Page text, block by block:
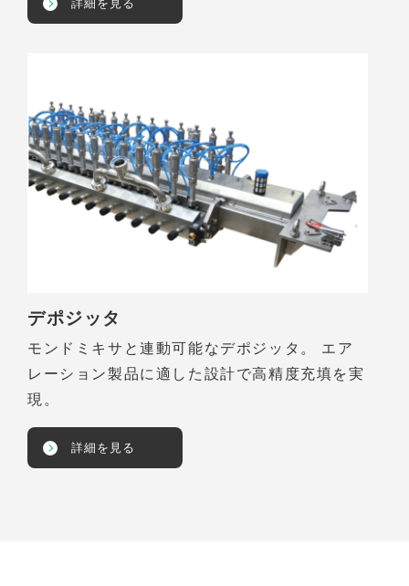
詳細を見る
デポジッタ
モンドミキサと連動可能なデポジッタ。 エア
レーション製品に適した設計で高精度充填を実
現。
詳細を見る